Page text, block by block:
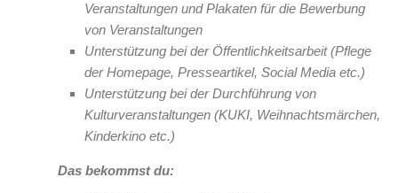
Veranstaltungen und Plakaten für die Bewerbung
von Veranstaltungen
Unterstützung bei der Öffentlichkeitsarbeit (Pflege
der Homepage, Presseartikel, Social Media etc.)
Unterstützung bei der Durchführung von
Kulturveranstaltungen (KUKI, Weihnachtsmärchen,
Kinderkino etc.)
Das bekommst du: